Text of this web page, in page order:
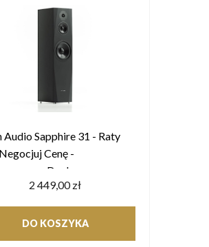
Audio Sapphire 31 - Raty
Cenę -
Dealer
2 449,00 zł
DO KOSZYKA